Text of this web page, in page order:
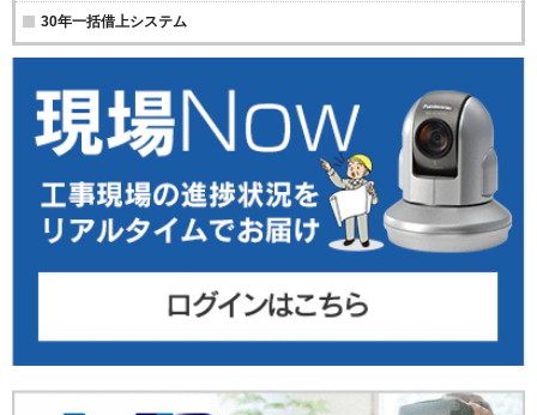
30年一括借上システム